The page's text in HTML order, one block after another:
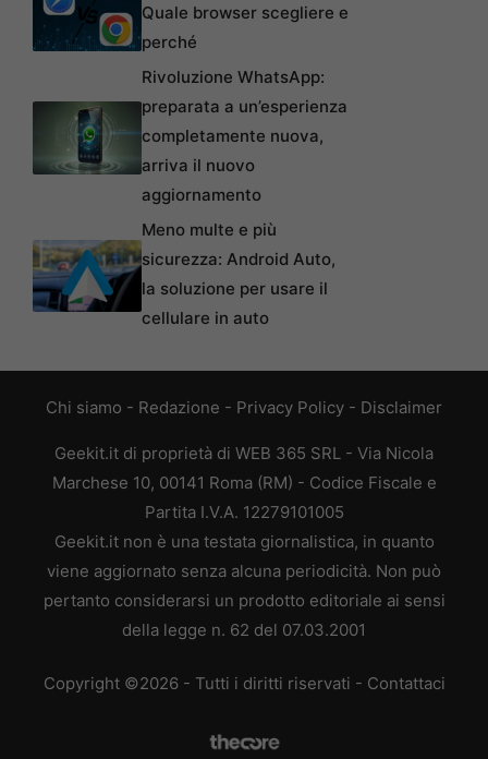
Quale browser scegliere e
perché
Rivoluzione WhatsApp:
preparata a un’esperienza
completamente nuova,
arriva il nuovo
aggiornamento
Meno multe e più
sicurezza: Android Auto,
la soluzione per usare il
cellulare in auto
Chi siamo - Redazione - Privacy Policy - Disclaimer
Geekit.it di proprietà di WEB 365 SRL - Via Nicola
Marchese 10, 00141 Roma (RM) - Codice Fiscale e
Partita I.V.A. 12279101005
Geekit.it non è una testata giornalistica, in quanto
viene aggiornato senza alcuna periodicità. Non può
pertanto considerarsi un prodotto editoriale ai sensi
della legge n. 62 del 07.03.2001
Copyright ©2026 - Tutti i diritti riservati - Contattaci